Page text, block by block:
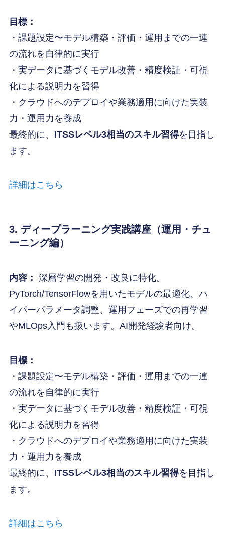
目標：
・課題設定〜モデル構築・評価・運用までの一連
の流れを自律的に実行
・実データに基づくモデル改善・精度検証・可視
化による説明力を習得
・クラウドへのデプロイや業務適用に向けた実装
力・運用力を養成
最終的に、 ITSSレベル3相当のスキル習得を目指し
ます。
詳細はこちら
3. ディープラーニング実践講座（運用・チュ
ーニング編）
内容： 深層学習の開発・改良に特化。
PyTorch/TensorFlowを用いたモデルの最適化、ハ
イパーパラメータ調整、運用フェーズでの再学習
やMLOps入門も扱います。AI開発経験者向け。
目標：
・課題設定〜モデル構築・評価・運用までの一連
の流れを自律的に実行
・実データに基づくモデル改善・精度検証・可視
化による説明力を習得
・クラウドへのデプロイや業務適用に向けた実装
力・運用力を養成
最終的に、 ITSSレベル3相当のスキル習得を目指し
ます。
詳細はこちら